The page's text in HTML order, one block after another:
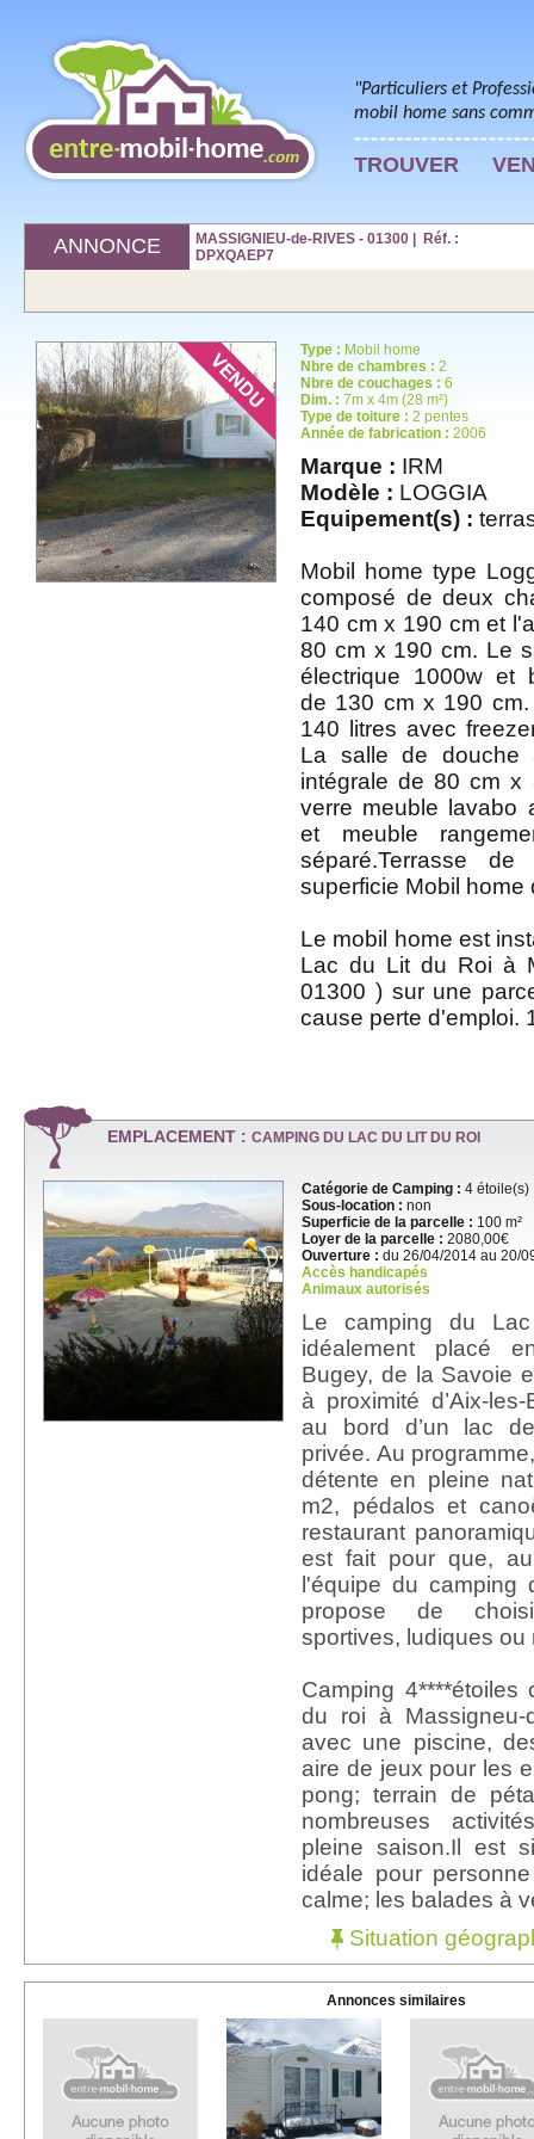
"Particuliers et
mobil home sans
TROUVER
ANNONCE
MASSIGNIEU-de-RIVES - 01300 | Réf. :
DPXQAEP7
Type : Mobil home
Nbre de chambres : 2
Nbre de couchages : 6
Dim. : 7m x 4m (28 m²)
Type de toiture : 2 pentes
Année de fabrication : 2006
Marque : IRM
Modèle : LOGGIA
Equipement(s) :
Mobil home type
composé de deux
140 cm x 190 cm et
80 cm x 190 cm. Le
électrique 1000w et
de 130 cm x 190
140 litres avec
La salle de douche
intégrale de 80 cm
verre meuble lavabo
et meuble
séparé.Terrasse
superficie Mobil home
Le mobil home est
Lac du Lit du Roi à
01300 ) sur une
cause perte d'emploi.
EMPLACEMENT : CAMPING DU LAC DU LIT DU ROI
Catégorie de Camping : 4 étoile(s)
Sous-location : non
Superficie de la parcelle : 100 m²
Loyer de la parcelle : 2080,00€
Ouverture : du 26/04/2014 au 20/
Accès handicapés
Animaux autorisés
Le camping du
idéalement placé
Bugey, de la Savoie
à proximité d’Aix-
au bord d’un lac
privée. Au
détente en pleine
m2, pédalos et
restaurant
est fait pour que,
l'équipe du
propose de
sportives, ludiques ou
Camping
du roi à
avec une piscine,
aire de jeux pour les
pong; terrain de
nombreuses
pleine saison.Il est
idéale pour
calme; les balades à
Situation
Annonces similaires